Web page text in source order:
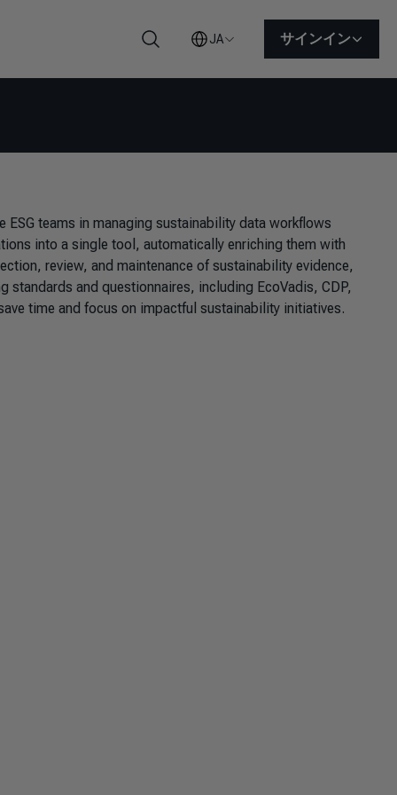
検索
JA サインイン
teams in managing sustainability data workflows
into a single tool, automatically enriching them with
review, and maintenance of sustainability evidence,
and questionnaires, including EcoVadis, CDP,
time and focus on impactful sustainability initiatives.